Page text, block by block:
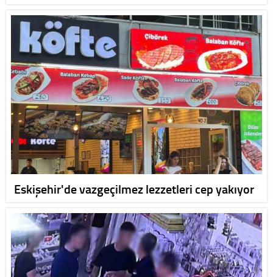
Eskişehir'de vazgeçilmez lezzetleri cep yakıyor